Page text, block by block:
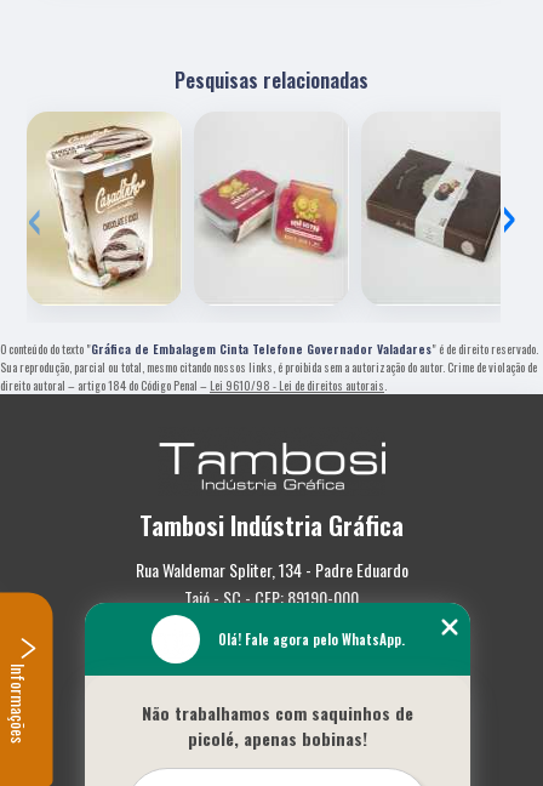
Pesquisas relacionadas
‹ ›
O conteúdo do texto "Gráfica de Embalagem Cinta Telefone Governador Valadares" é de direito reservado.
Sua reprodução, parcial ou total, mesmo citando nossos links, é proibida sem a autorização do autor. Crime de violação de
direito autoral – artigo 184 do Código Penal – Lei 9610/98 - Lei de direitos autorais
Tambosi Indústria Gráfica
Rua Waldemar Spliter, 134 - Padre Eduardo
Taió - SC - CEP: 89190-000
(47) 3562-0587
Empresa
Missão
Serviços
Olá! Fale agora pelo WhatsApp.
Não trabalhamos com saquinhos de
picolé, apenas bobinas!
Informações